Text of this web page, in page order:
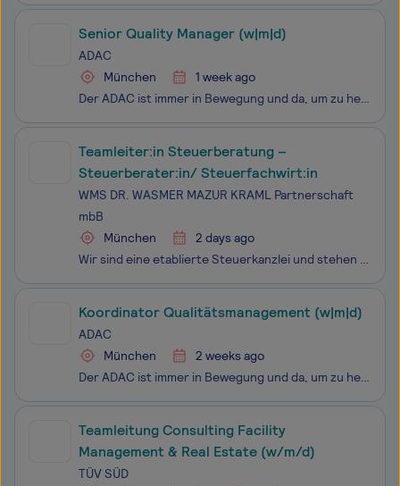
Senior Quality Manager (w|m|d)
ADAC
München
1 week ago
Der ADAC ist immer in Bewegung und da, um zu helfen - dabei decken wir die unterschiedlichsten Bereiche ab, wie z.B.: Versicherungen, Reisen und medizinische Unterstützung, rechtliche Beratung, Digitalisierung, klassische Pannenhilfe oder die Luftrettung. Wir sind da. Die ADAC IT Service GmbH ist de
Teamleiter:in Steuerberatung –
Steuerberater:in/ Steuerfachwirt:in
WMS DR. WASMER MAZUR KRAML Partnerschaft
mbB
München
2 days ago
Wir sind eine etablierte Steuerkanzlei und stehen seit über 20 Jahren unseren Mandant:innen mit Leidenschaft, fundiertem Fachwissen und einem starken Team aus rund 30 engagierten Kolleg:innen zur Seite. Unser Team vereint Steuerfachkräfte, Steuerassistent:innen und Lohnexperten. Unser Erfolgsrezept:
Koordinator Qualitätsmanagement (w|m|d)
ADAC
München
2 weeks ago
Der ADAC ist immer in Bewegung und da, um zu helfen - dabei decken wir die unterschiedlichsten Bereiche ab, wie z.B.: Versicherungen, Reisen und medizinische Unterstützung, rechtliche Beratung, Digitalisierung, klassische Pannenhilfe oder die Luftrettung. Wir sind da.
Teamleitung Consulting Facility
Management & Real Estate (w/m/d)
TÜV SÜD